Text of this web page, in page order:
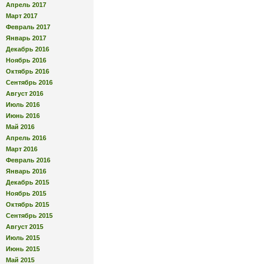
Апрель 2017
Март 2017
Февраль 2017
Январь 2017
Декабрь 2016
Ноябрь 2016
Октябрь 2016
Сентябрь 2016
Август 2016
Июль 2016
Июнь 2016
Май 2016
Апрель 2016
Март 2016
Февраль 2016
Январь 2016
Декабрь 2015
Ноябрь 2015
Октябрь 2015
Сентябрь 2015
Август 2015
Июль 2015
Июнь 2015
Май 2015